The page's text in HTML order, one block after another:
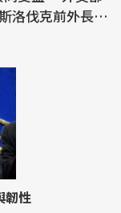
洛伐克前外長柯
韌性